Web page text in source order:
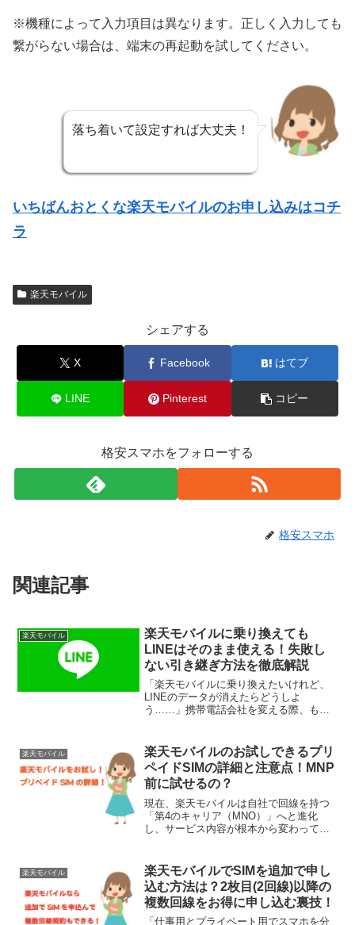
※機種によって入力項目は異なります。正しく入力しても
繋がらない場合は、端末の再起動を試してください。
落ち着いて設定すれば大丈夫！
いちばんおとくな楽天モバイルのお申し込みはコチ
ラ
楽天モバイル
シェアする
X Facebook はてブ
LINE Pinterest コピー
格安スマホをフォローする
格安スマホ
関連記事
楽天モバイル
楽天モバイルに乗り換えても
LINEはそのまま使える！失敗し
ない引き継ぎ方法を徹底解説
「楽天モバイルに乗り換えたいけれど、
LINEのデータが消えたらどうしよ
う……」携帯電話会社を変える際、もっ
ンがLINEである現在、過去のトーク履歴
や友だちリストが消...
楽天モバイル
楽天モバイルのお試しできるプリ
ペイドSIMの詳細と注意点！MNP
前に試せるの？
現在、楽天モバイルは自社で回線を持つ
「第4のキャリア（MNO）」へと進化
し、サービス内容が根本から変わってい
SIM」は存在しません。その代わりに、
当時よりもはるかに安く...
楽天モバイル
楽天モバイルでSIMを追加で申し
込む方法は？2枚目(2回線)以降の
複数回線をお得に申し込む裏技！
「仕事用とプライベート用でスマホを分